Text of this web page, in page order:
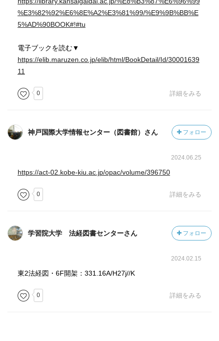
%E3%82%92%E6%8E%A2%E3%81%99/%E9%9B%BB%E
5%AD%90BOOK#!#tu
電子ブックを読む▼
https://elib.maruzen.co.jp/elib/html/BookDetail/Id/30001639
11
0 詳細をみる
神戸国際大学情報センター（図書館）さん フォロー
2024.06.25
https://act-02.kobe-kiu.ac.jp/opac/volume/396750
0 詳細をみる
学習院大学 法経図書センターさん フォロー
2024.02.15
東2法経図・6F開架：331.16A/H27j//K
0 詳細をみる